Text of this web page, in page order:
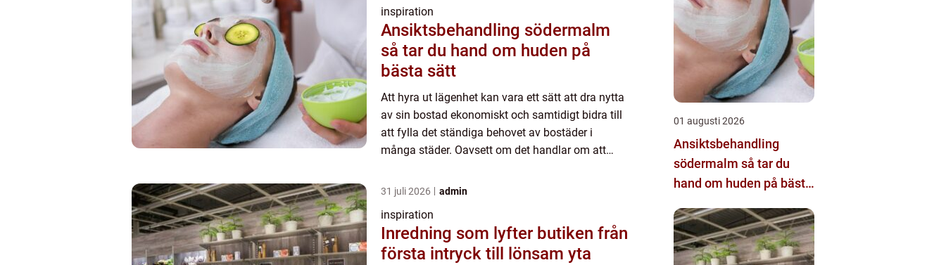
inspiration
Ansiktsbehandling södermalm
så tar du hand om huden på
bästa sätt
Att hyra ut lägenhet kan vara ett sätt att dra nytta
av sin bostad ekonomiskt och samtidigt bidra till
att fylla det ständiga behovet av bostäder i
många städer. Oavsett om det handlar om att
31 juli 2026 admin
inspiration
Inredning som lyfter butiken från
första intryck till lönsam yta
01 augusti 2026
Ansiktsbehandling
södermalm så tar du
hand om huden på bästa